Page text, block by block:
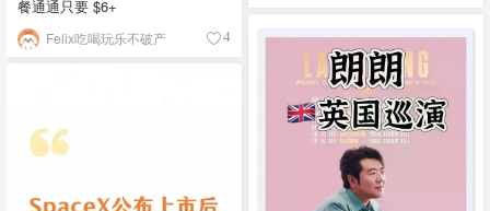
餐通通只要 $6+
Felix吃喝玩乐不破产 4